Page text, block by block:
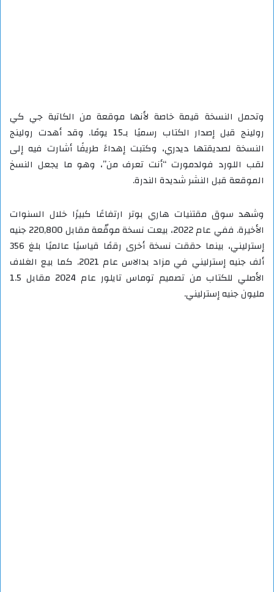
وتحمل النسخة قيمة خاصة لأنها موقعة من الكاتبة جي كي
رولينج قبل إصدار الكتاب رسميًا بـ15 يومًا. وقد أهدت رولينج
النسخة لصديقتها ديدري، وكتبت إهداءً طريفًا أشارت فيه إلى
لقب اللورد فولدمورت “أنت تعرف من”، وهو ما يجعل النسخ
الموقعة قبل النشر شديدة الندرة.
وشهد سوق مقتنيات هاري بوتر ارتفاعًا كبيرًا خلال السنوات
الأخيرة. ففي عام 2022، بيعت نسخة موقّعة مقابل 220,800 جنيه
إسترليني، بينما حققت نسخة أخرى رقمًا قياسيًا عالميًا بلغ 356
ألف جنيه إسترليني في مزاد بدالاس عام 2021. كما بيع الغلاف
الأصلي للكتاب من تصميم توماس تايلور عام 2024 مقابل 1.5
مليون جنيه إسترليني.